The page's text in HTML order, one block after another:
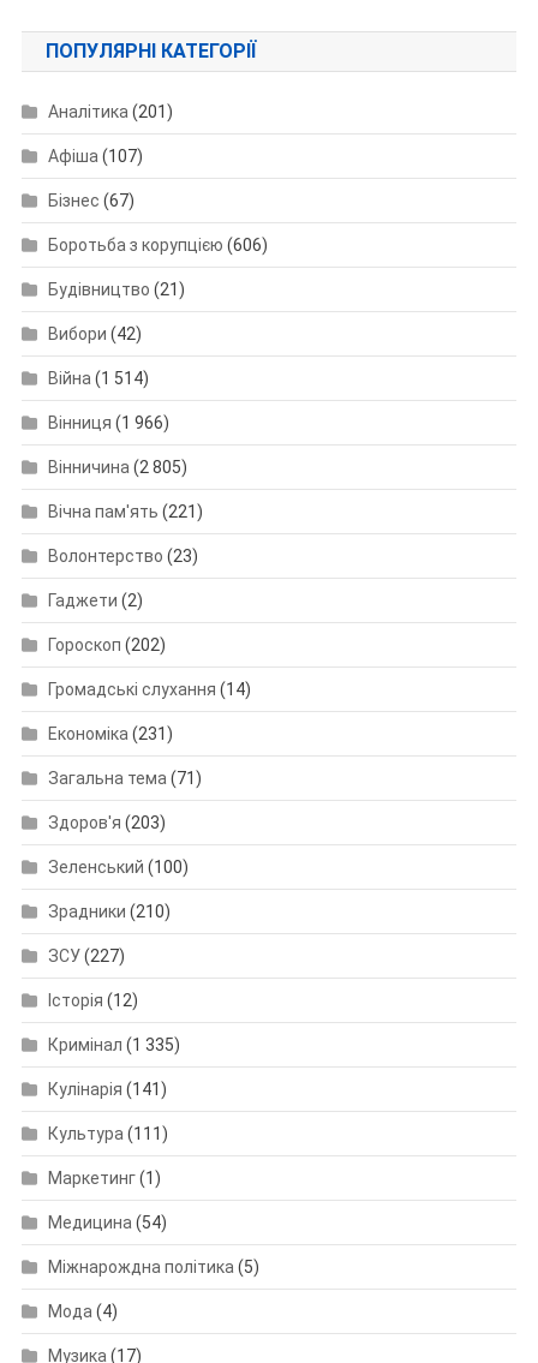
ПОПУЛЯРНІ КАТЕГОРІЇ
Аналітика (201)
Афіша (107)
Бізнес (67)
Боротьба з корупцією (606)
Будівництво (21)
Вибори (42)
Війна (1 514)
Вінниця (1 966)
Вінничина (2 805)
Вічна пам'ять (221)
Волонтерство (23)
Гаджети (2)
Гороскоп (202)
Громадські слухання (14)
Економіка (231)
Загальна тема (71)
Здоров'я (203)
Зеленський (100)
Зрадники (210)
ЗСУ(227)
Історія (12)
Кримінал (1 335)
Кулінарія (141)
Культура (111)
Маркетинг(1)
Медицина (54)
Міжнарождна політика (5)
Мода (4)
Музика (17)